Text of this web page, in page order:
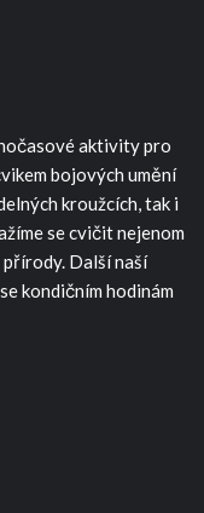
aktivity pro
bojových umění
kroužcích, tak i
se cvičit nejenom
Další naší
kondičním hodinám